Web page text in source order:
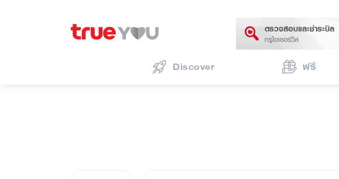
ตรวจสอบและชำระบิล
ทรูไอเซอร์วิส
Discover ฟรี